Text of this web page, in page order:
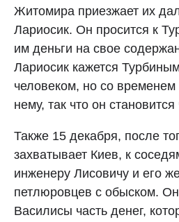
Житомира приезжает их
Лариосик. Он просится к
им деньги на свое
Лариосик кажется
человеком, но со
нему, так что он
Также 15 декабря, после
захватывает Киев, к
инженеру Лисовичу и его
петлюровцев с обыском.
Василисы часть денег,